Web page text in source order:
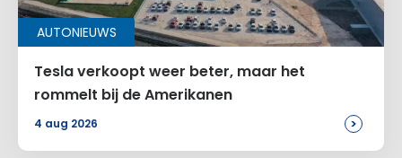
AUTONIEUWS
Tesla verkoopt weer beter, maar het
rommelt bij de Amerikanen
4 aug 2026 >